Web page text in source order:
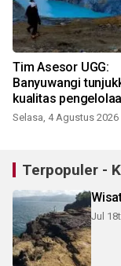
Tim Asesor UGG:
Banyuwangi
kualitas
Geopark Ijen
Selasa, 4 Agustus 2026
Terpopuler -
Jul